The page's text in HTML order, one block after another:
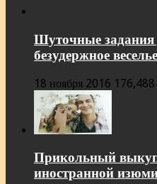
Шуточные задания
безудержное
18 ноября 2016 176,488
Прикольный выкуп
иностранной